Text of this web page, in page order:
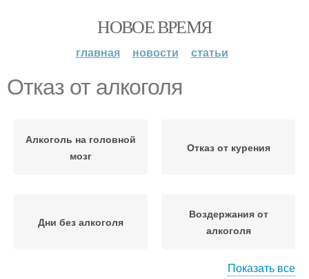
НОВОЕ ВРЕМЯ
главная новости статьи
Отказ от алкоголя
Алкоголь на головной
мозг
Отказ от курения
Дни без алкоголя
Воздержания от
алкоголя
Показать все